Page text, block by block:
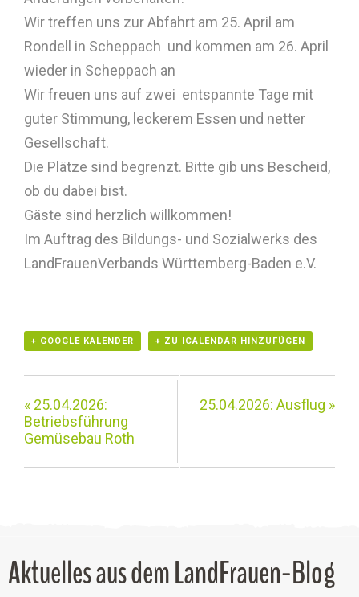
Wir treffen uns zur Abfahrt am 25. April am
Rondell in Scheppach und kommen am 26. April
wieder in Scheppach an
Wir freuen uns auf zwei entspannte Tage mit
guter Stimmung, leckerem Essen und netter
Gesellschaft.
Die Plätze sind begrenzt. Bitte gib uns Bescheid,
ob du dabei bist.
Gäste sind herzlich willkommen!
Im Auftrag des Bildungs- und Sozialwerks des
LandFrauenVerbands Württemberg-Baden e.V.
+ GOOGLE KALENDER + ZU ICALENDAR HINZUFÜGEN
« 25.04.2026:
Betriebsführung
Gemüsebau Roth
25.04.2026: Ausflug »
Aktuelles aus dem LandFrauen-Blog